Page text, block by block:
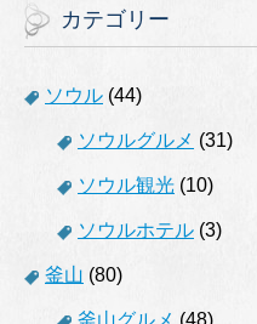
カテゴリー
ソウル (44)
ソウルグルメ (31)
ソウル観光 (10)
ソウルホテル (3)
釜山 (80)